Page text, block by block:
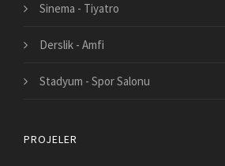
Sinema - Tiyatro
Derslik - Amfi
Stadyum - Spor Salonu
PROJELER